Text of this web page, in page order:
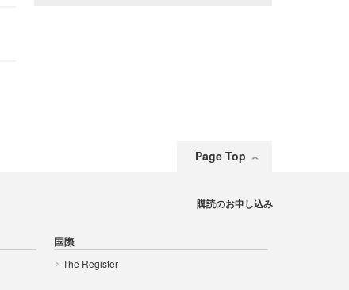
Page Top
国際
The Register
購読のお申し込み